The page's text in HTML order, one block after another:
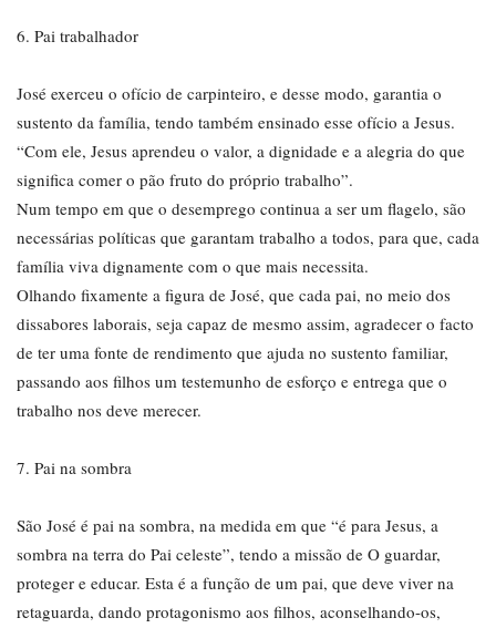
6. Pai trabalhador
José exerceu o ofício de carpinteiro, e desse modo, garantia o
sustento da família, tendo também ensinado esse ofício a Jesus.
“Com ele, Jesus aprendeu o valor, a dignidade e a alegria do que
significa comer o pão fruto do próprio trabalho”.
Num tempo em que o desemprego continua a ser um flagelo, são
necessárias políticas que garantam trabalho a todos, para que, cada
família viva dignamente com o que mais necessita.
Olhando fixamente a figura de José, que cada pai, no meio dos
dissabores laborais, seja capaz de mesmo assim, agradecer o facto
de ter uma fonte de rendimento que ajuda no sustento familiar,
passando aos filhos um testemunho de esforço e entrega que o
trabalho nos deve merecer.
7. Pai na sombra
São José é pai na sombra, na medida em que “é para Jesus, a
sombra na terra do Pai celeste”, tendo a missão de O guardar,
proteger e educar. Esta é a função de um pai, que deve viver na
retaguarda, dando protagonismo aos filhos, aconselhando-os,